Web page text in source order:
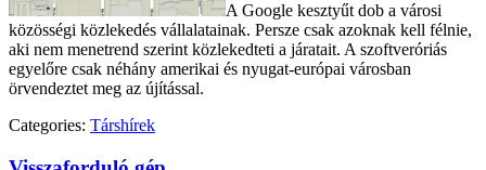
A Google kesztyűt dob a városi
közösségi közlekedés vállalatainak. Persze csak azoknak kell félnie,
aki nem menetrend szerint közlekedteti a járatait. A szoftveróriás
egyelőre csak néhány amerikai és nyugat-európai városban
örvendeztet meg az újítással.
Categories: Társhírek